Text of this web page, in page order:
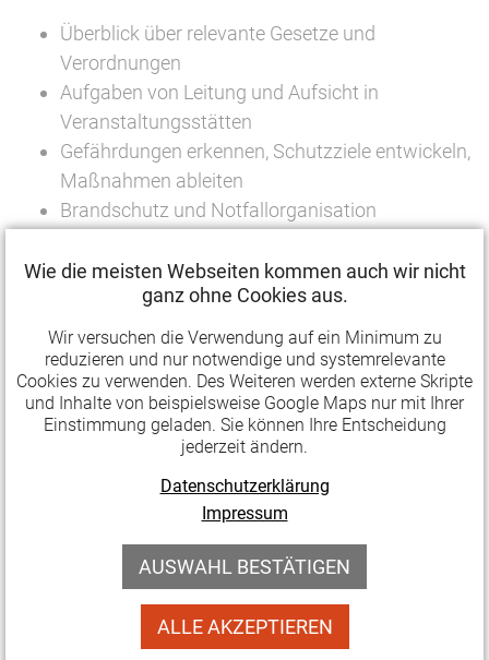
Überblick über relevante Gesetze und
Verordnungen
Aufgaben von Leitung und Aufsicht in
Veranstaltungsstätten
Gefährdungen erkennen, Schutzziele entwickeln,
Maßnahmen ableiten
Brandschutz und Notfallorganisation
Equipment
Unterweisung von Mitwirkenden
Verantwortung, Zuständigkeiten und Haftung
Das Seminar richtet sich an Mitarbeitende von
Kultureinrichtungen, die Veranstaltungen technisch
oder organisatorisch begleiten. Es eignet sich ebenso
Personalentscheidungen im Veranstaltungsbereich
verfügen. Nach Abschluss erhalten die
Teilnehmenden das Zertifikat "Aufsicht führende
Thomas Schiffmann
Wie die meisten Webseiten kommen auch wir nicht
ganz ohne Cookies aus.
Wir versuchen die Verwendung auf ein Minimum zu
reduzieren und nur notwendige und systemrelevante
Cookies zu verwenden. Des Weiteren werden externe Skripte
und Inhalte von beispielsweise Google Maps nur mit Ihrer
Einstimmung geladen. Sie können Ihre Entscheidung
jederzeit ändern.
Datenschutzerklärung
Impressum
AUSWAHL BESTÄTIGEN
ALLE AKZEPTIEREN